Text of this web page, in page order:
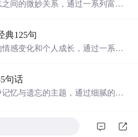
间的微妙关系，通过一系列富有
事物是如何在记忆中逐渐模糊。
典125句
感变化和个人成长，通过一系列
句话
忆与遗忘的主题，通过细腻的情